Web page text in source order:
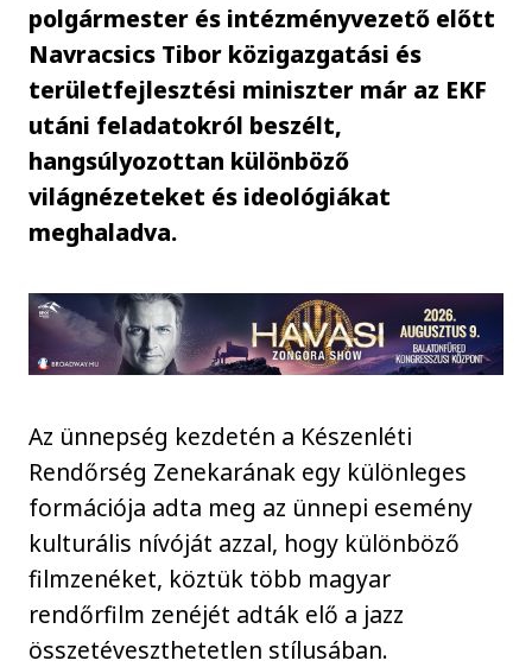
polgármester és intézményvezető előtt
Navracsics Tibor közigazgatási és
területfejlesztési miniszter már az EKF
utáni feladatokról beszélt,
hangsúlyozottan különböző
világnézeteket és ideológiákat
meghaladva.
Az ünnepség kezdetén a Készenléti
Rendőrség Zenekarának egy különleges
formációja adta meg az ünnepi esemény
kulturális nívóját azzal, hogy különböző
filmzenéket, köztük több magyar
rendőrfilm zenéjét adták elő a jazz
összetéveszthetetlen stílusában.